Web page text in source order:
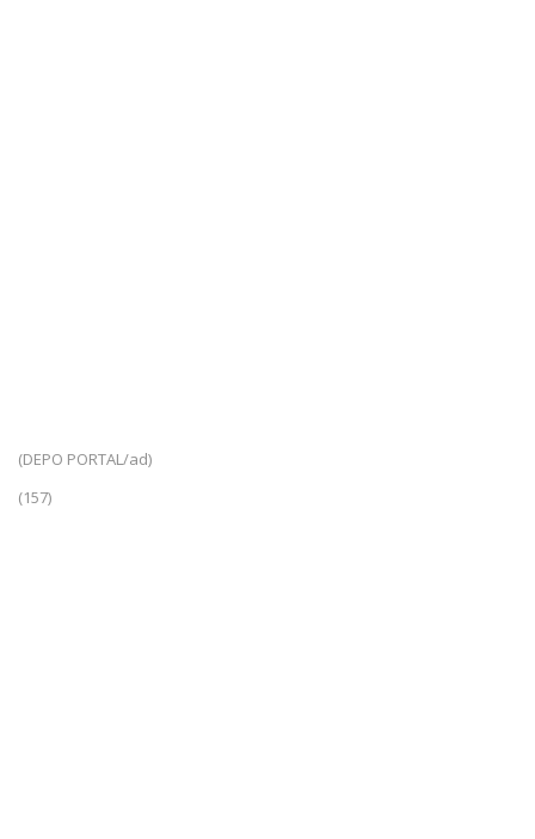
(DEPO PORTAL/ad)
(157)